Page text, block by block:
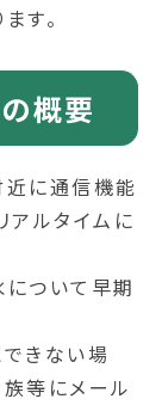
す。
概要
に通信機能
アルタイムに
ついて早期
きない場
等にメール